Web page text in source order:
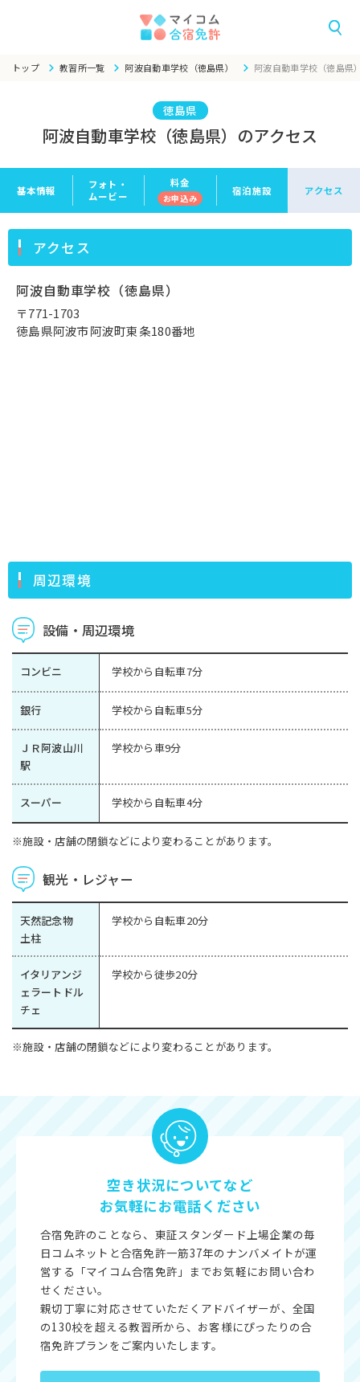
トップ 教習所一覧 阿波自動車学校（徳島県） 阿波自動車学校（徳島県
徳島県
阿波自動車学校（徳島県）のアクセス
基本情報
フォト・
ムービー
料金
お申込み
宿泊施設 アクセス
アクセス
阿波自動車学校（徳島県）
〒771-1703
徳島県阿波市阿波町東条180番地
周辺環境
設備・周辺環境
コンビニ 学校から自転車7分
銀行 学校から自転車5分
ＪＲ阿波山川
駅
学校から車9分
スーパー 学校から自転車4分
※施設・店舗の閉鎖などにより変わることがあります。
観光・レジャー
天然記念物
土柱
学校から自転車20分
イタリアンジ
ェラートドル
チェ
学校から徒歩20分
※施設・店舗の閉鎖などにより変わることがあります。
空き状況についてなど
お気軽にお電話ください
合宿免許のことなら、東証スタンダード上場企業の毎
日コムネットと合宿免許一筋37年のナンバメイトが運
営する「マイコム合宿免許」までお気軽にお問い合わ
せください。
親切丁寧に対応させていただくアドバイザーが、全国
の130校を超える教習所から、お客様にぴったりの合
宿免許プランをご案内いたします。